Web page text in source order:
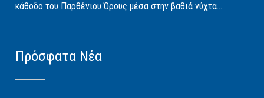
κάθοδο του Παρθένιου Όρους μέσα στην βαθιά νύχτα...
Πρόσφατα Νέα